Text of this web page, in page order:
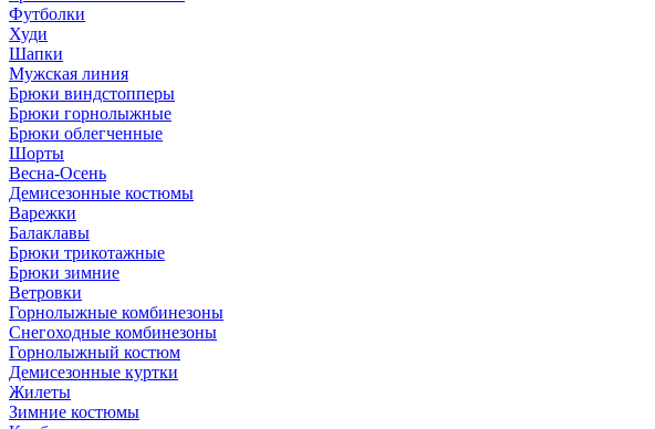
Футболки
Худи
Шапки
Мужская линия
Брюки виндстопперы
Брюки горнолыжные
Брюки облегченные
Шорты
Весна-Осень
Демисезонные костюмы
Варежки
Балаклавы
Брюки трикотажные
Брюки зимние
Ветровки
Горнолыжные комбинезоны
Снегоходные комбинезоны
Горнолыжный костюм
Демисезонные куртки
Жилеты
Зимние костюмы